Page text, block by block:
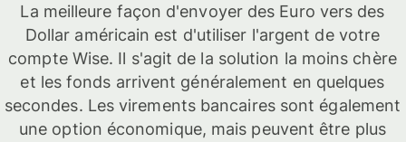
La meilleure façon d'envoyer des Euro vers des
Dollar américain est d'utiliser l'argent de votre
compte Wise. Il s'agit de la solution la moins chère
et les fonds arrivent généralement en quelques
secondes. Les virements bancaires sont également
une option économique, mais peuvent être plus